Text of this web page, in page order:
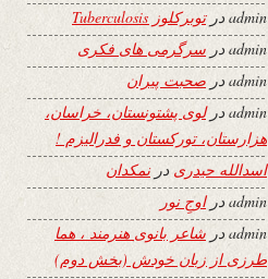
adminدرتوبرکلوز Tuberculosis
adminدر سرگرمی های فکری
adminدر صحبت پیران
adminدرلوی پشتونستان، خراسان،
هزارستان، تورکستان و فدرالیزم !
اسدالله حیدری درنمکدان
adminدراوجِ نور
adminدر شاعر بانوی هنرمند ، هما
طرزی از زبان خودش (بخش دوم)